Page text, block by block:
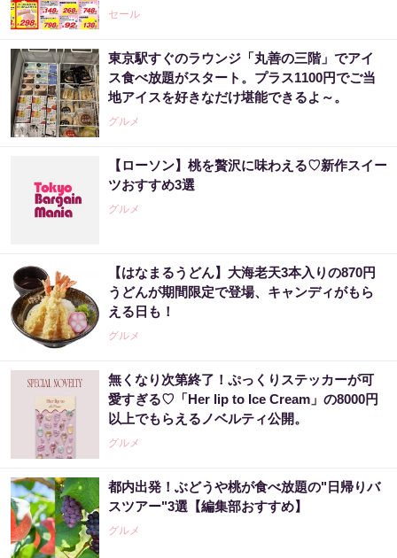
セール
東京駅すぐのラウンジ「丸善の三階」でアイ
ス食べ放題がスタート。プラス1100円でご当
地アイスを好きなだけ堪能できるよ～。
グルメ
【ローソン】桃を贅沢に味わえる♡新作スイー
ツおすすめ3選
グルメ
【はなまるうどん】大海老天3本入りの870円
うどんが期間限定で登場、キャンディがもら
える日も！
グルメ
無くなり次第終了！ぷっくりステッカーが可
愛すぎる♡「Her lip to Ice Cream」の8000円
以上でもらえるノベルティ公開。
グルメ
都内出発！ぶどうや桃が食べ放題の"日帰りバ
スツアー"3選【編集部おすすめ】
グルメ